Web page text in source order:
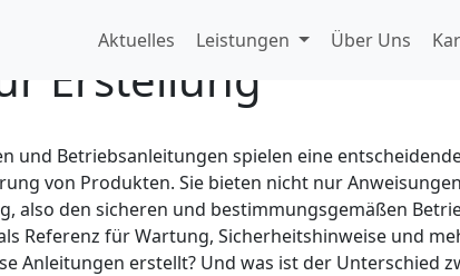
Aktuelles Leistungen Über Uns
oder
Erstellung
und Betriebsanleitungen spielen eine
von Produkten. Sie bieten nicht nur
also den sicheren und bestimmungsgemäßen
Referenz für Wartung, Sicherheitshinweise und
Anleitungen erstellt? Und was ist der Unterschied